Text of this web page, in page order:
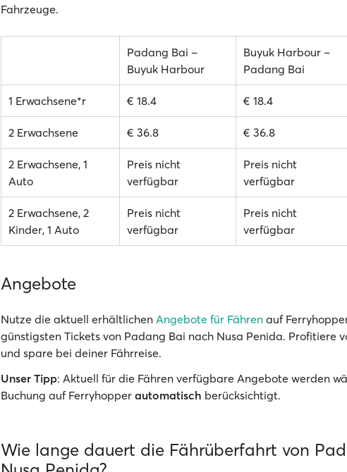
Fahrzeuge.
Padang Bai –
Buyuk Harbour
Buyuk Harbour –
Padang Bai
1 Erwachsene*r € 18.4 € 18.4
2 Erwachsene € 36.8 € 36.8
2 Erwachsene, 1
Auto
Preis nicht
verfügbar
Preis nicht
verfügbar
2 Erwachsene, 2
Kinder, 1 Auto
Preis nicht
verfügbar
Preis nicht
verfügbar
Angebote
Nutze die aktuell erhältlichen Angebote für Fähren auf
günstigsten Tickets von Padang Bai nach Nusa Penida. Profitiere
und spare bei deiner Fährreise.
Unser Tipp: Aktuell für die Fähren verfügbare Angebote werden
Buchung auf Ferryhopper automatisch berücksichtigt.
Wie lange dauert die Fährüberfahrt von